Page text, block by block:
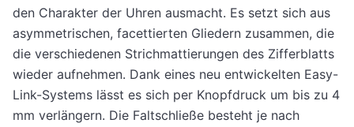
den Charakter der Uhren ausmacht. Es setzt sich aus
asymmetrischen, facettierten Gliedern zusammen, die
die verschiedenen Strichmattierungen des Zifferblatts
wieder aufnehmen. Dank eines neu entwickelten Easy-
Link-Systems lässt es sich per Knopfdruck um bis zu 4
mm verlängern. Die Faltschließe besteht je nach